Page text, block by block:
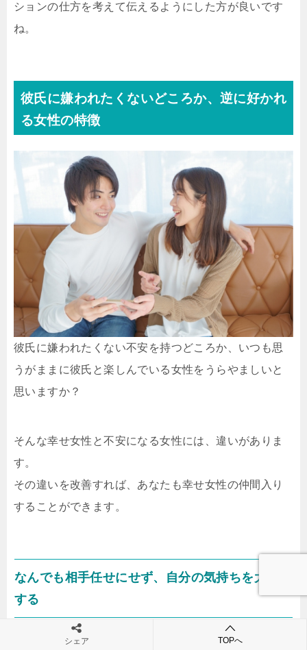
ションの仕方を考えて伝えるようにした方が良いです
ね。
彼氏に嫌われたくないどころか、逆に好かれ
る女性の特徴
彼氏に嫌われたくない不安を持つどころか、いつも思
うがままに彼氏と楽しんでいる女性をうらやましいと
思いますか？
そんな幸せ女性と不安になる女性には、違いがありま
す。
その違いを改善すれば、あなたも幸せ女性の仲間入り
することができます。
なんでも相手任せにせず、自分の気持ちを大切に
する
彼氏に大事にされる女性は、彼氏に自分の意見や本音
シェア TOPへ